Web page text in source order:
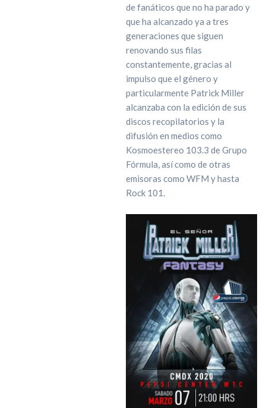
de fanáticos que no ha parado y
que ha alcanzado ya a tres
generaciones que siguen
renovando sus filas
constantemente, gracias al
impulso que el género y
particularmente Patrick Miller
alcanzaba con la edición de sus
discos recopilatorios y la
difusión en medios como
Kosmoestereo 103.3 de Grupo
Fórmula, así como de otras
emisoras como WFM y hasta
Rock 101.